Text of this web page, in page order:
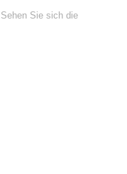
Sehen Sie sich die